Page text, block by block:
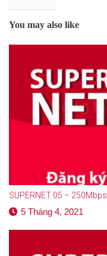
You may also like
SUPERNET 05 – 250Mbps
5 Tháng 4, 2021